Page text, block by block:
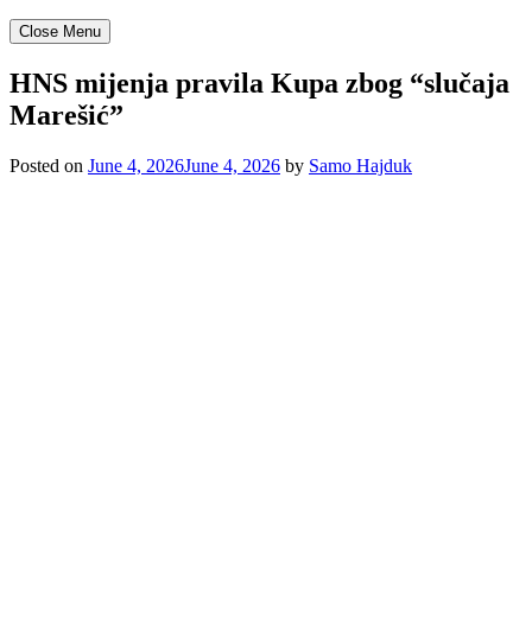
Close Menu
HNS mijenja pravila Kupa zbog “slučaja
Marešić”
Posted on June 4, 2026June 4, 2026 by Samo Hajduk